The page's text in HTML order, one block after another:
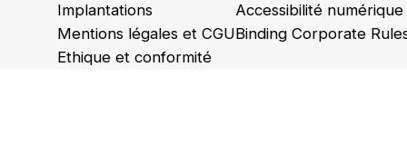
Implantations
Mentions légales et CGU
Ethique et conformité
Accessibilité numérique
Binding Corporate